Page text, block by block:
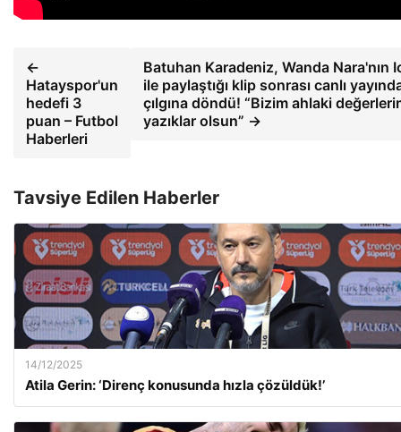
←
Hatayspor'un
hedefi 3
puan – Futbol
Haberleri
Batuhan Karadeniz, Wanda Nara'nın
ile paylaştığı klip sonrası canlı
çılgına döndü! “Bizim ahlaki
yazıklar olsun” →
Tavsiye Edilen Haberler
14/12/2025
Atila Gerin: ‘Direnç konusunda hızla çözüldük!’